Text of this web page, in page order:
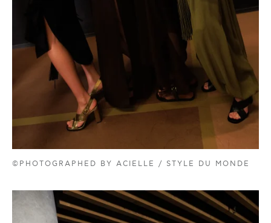
©PHOTOGRAPHED BY ACIELLE / STYLE DU MONDE